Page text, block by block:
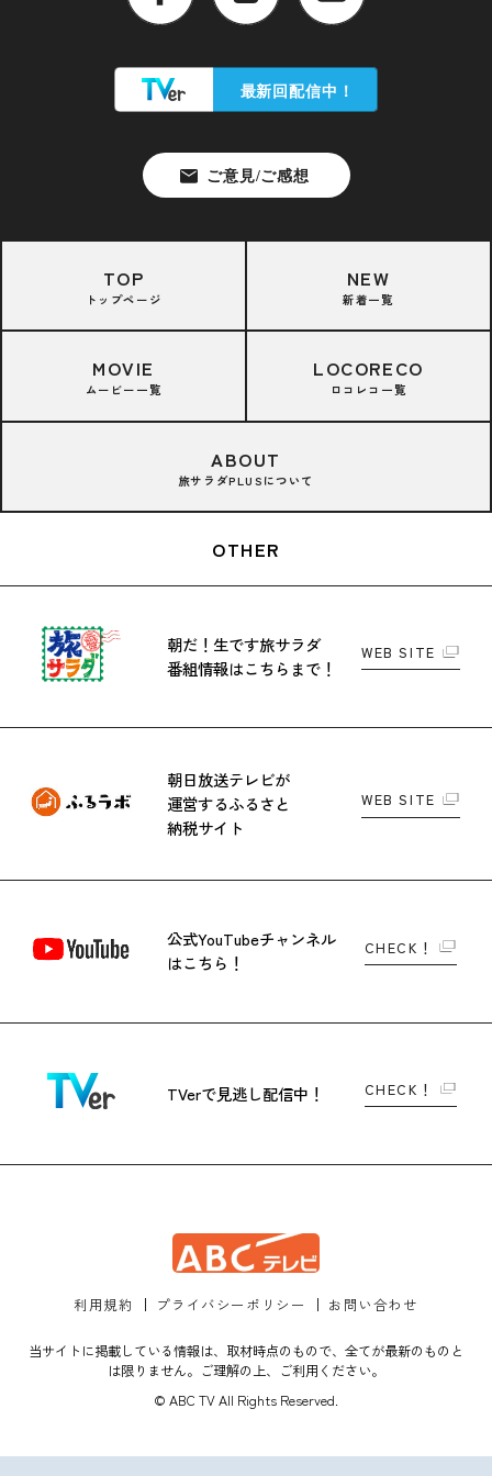
TOP
トップページ
NEW
新着一覧
MOVIE
ムービー一覧
LOCORECO
ロコレコ一覧
ABOUT
旅サラダPLUSについて
OTHER
朝だ！生です旅サラダ
番組情報はこちらまで！
WEB SITE
朝日放送テレビが
運営するふるさと
納税サイト
WEB SITE
公式YouTubeチャンネル
はこちら！
CHECK！
TVerで見逃し配信中！ CHECK！
利用規約 プライバシーポリシー お問い合わせ
当サイトに掲載している情報は、取材時点のもので、全てが最新のものと
は限りません。ご理解の上、ご利用ください。
© ABC TV All Rights Reserved.